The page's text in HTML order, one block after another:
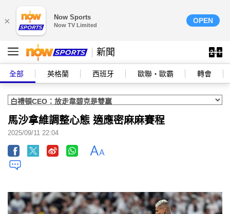
× Now Sports
Now TV Limited
OPEN
新聞
全部 英格蘭 西班牙 歐聯‧歐霸 轉會
馬沙拿維調整心態 適應密麻麻賽程
2025/09/11 22:04